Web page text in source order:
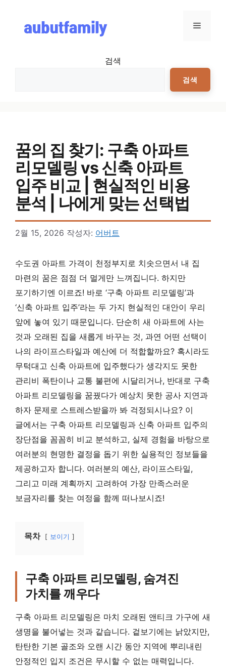
메뉴
검색
검색
꿈의 집 찾기: 구축 아파트
리모델링 vs 신축 아파트
입주 비교 | 현실적인 비용
분석 | 나에게 맞는 선택법
2월 15, 2026 작성자: 어버트
수도권 아파트 가격이 천정부지로 치솟으면서 내 집
마련의 꿈은 점점 더 멀게만 느껴집니다. 하지만
포기하기엔 이르죠! 바로 ‘구축 아파트 리모델링’과
‘신축 아파트 입주’라는 두 가지 현실적인 대안이 우리
앞에 놓여 있기 때문입니다. 단순히 새 아파트에 사는
것과 오래된 집을 새롭게 바꾸는 것, 과연 어떤 선택이
나의 라이프스타일과 예산에 더 적합할까요? 혹시라도
무턱대고 신축 아파트에 입주했다가 생각지도 못한
관리비 폭탄이나 교통 불편에 시달리거나, 반대로 구축
아파트 리모델링을 꿈꿨다가 예상치 못한 공사 지연과
하자 문제로 스트레스받을까 봐 걱정되시나요? 이
글에서는 구축 아파트 리모델링과 신축 아파트 입주의
장단점을 꼼꼼히 비교 분석하고, 실제 경험을 바탕으로
여러분의 현명한 결정을 돕기 위한 실용적인 정보들을
제공하고자 합니다. 여러분의 예산, 라이프스타일,
그리고 미래 계획까지 고려하여 가장 만족스러운
보금자리를 찾는 여정을 함께 떠나보시죠!
목차 보이기
구축 아파트 리모델링, 숨겨진
가치를 깨우다
구축 아파트 리모델링은 마치 오래된 앤티크 가구에 새
생명을 불어넣는 것과 같습니다. 겉보기에는 낡았지만,
탄탄한 기본 골조와 오랜 시간 동안 지역에 뿌리내린
안정적인 입지 조건은 무시할 수 없는 매력입니다.